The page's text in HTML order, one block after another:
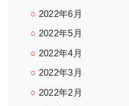
2022年6月
2022年5月
2022年4月
2022年3月
2022年2月